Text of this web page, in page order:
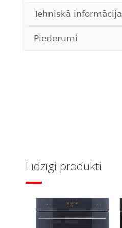
Tehniskā informācija
Piederumi
Līdzīgi produkti